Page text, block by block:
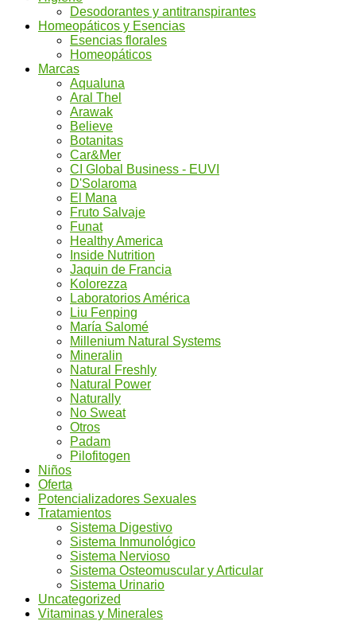
Desodorantes y antitranspirantes
Homeopáticos y Esencias
Esencias florales
Homeopáticos
Marcas
Aqualuna
Aral Thel
Arawak
Believe
Botanitas
Car&Mer
CI Global Business - EUVI
D'Solaroma
El Mana
Fruto Salvaje
Funat
Healthy America
Inside Nutrition
Jaquin de Francia
Kolorezza
Laboratorios América
Liu Fenping
María Salomé
Millenium Natural Systems
Mineralin
Natural Freshly
Natural Power
Naturally
No Sweat
Otros
Padam
Pilofitogen
Niños
Oferta
Potencializadores Sexuales
Tratamientos
Sistema Digestivo
Sistema Inmunológico
Sistema Nervioso
Sistema Osteomuscular y Articular
Sistema Urinario
Uncategorized
Vitaminas y Minerales